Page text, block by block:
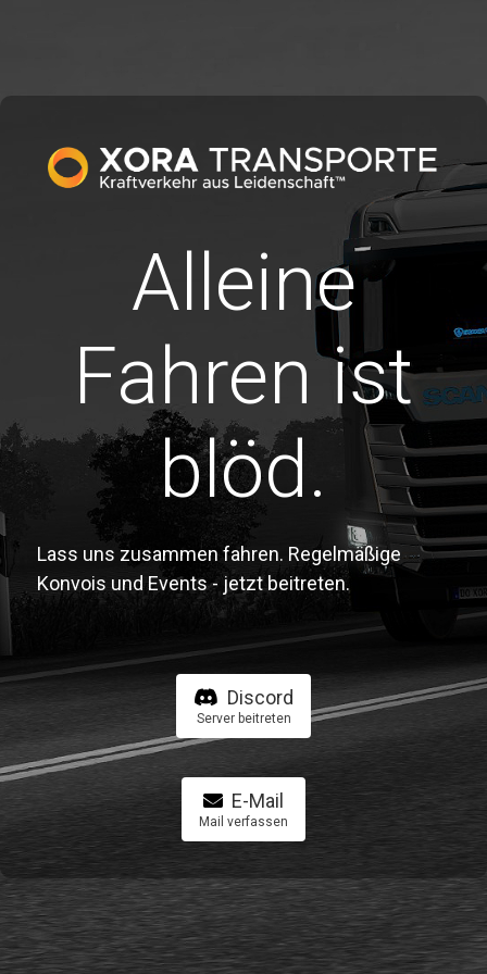
Alleine
Fahren ist
blöd.
Lass uns zusammen fahren. Regelmäßige
Konvois und Events - jetzt beitreten.
Discord
Server beitreten
E-Mail
Mail verfassen